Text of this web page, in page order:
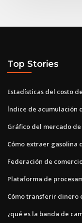
Top Stories
Estadísticas del costo
Índice de acumulación
Gráfico del mercado de
Cómo extraer gasolina
Federación de
Plataforma de
Cómo transferir dinero
¿qué es la banda de